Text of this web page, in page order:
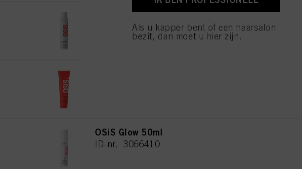
OSiS Freeze Pump 200ml
ID-nr. 3066441
OSiS Glow 50ml
ID-nr. 3066410
Als u kapper bent of een haarsalon
bezit, dan moet u hier zijn.
alleen cookies gebruikt die technisch noodzakelijk zijn